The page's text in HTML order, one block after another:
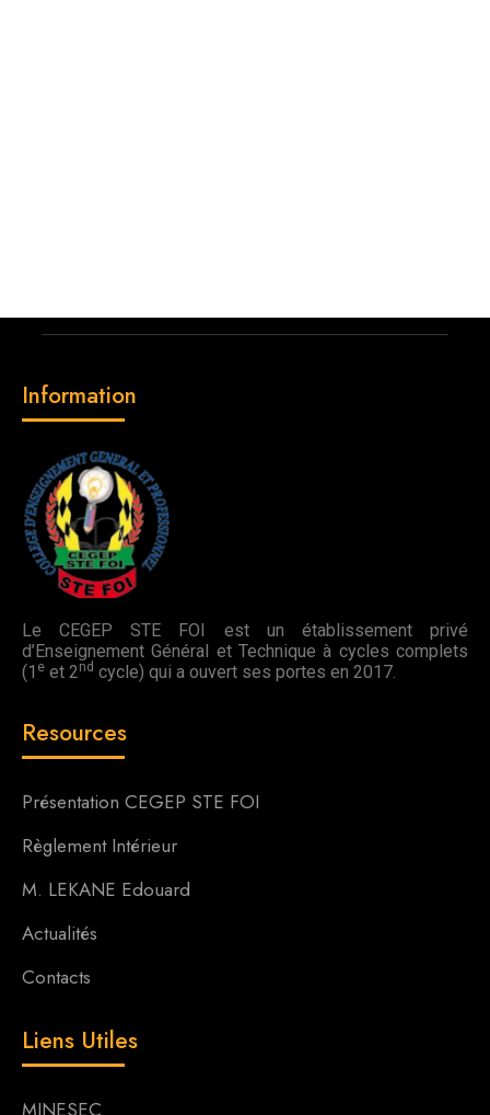
Information
Le CEGEP STE FOI est un établissement privé
d’Enseignement Général et Technique à cycles complets
(1 e et 2nd cycle) qui a ouvert ses portes en 2017.
Resources
Présentation CEGEP STE FOI
Règlement Intérieur
M. LEKANE Edouard
Actualités
Contacts
Liens Utiles